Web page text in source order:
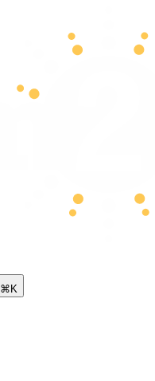
⌘K